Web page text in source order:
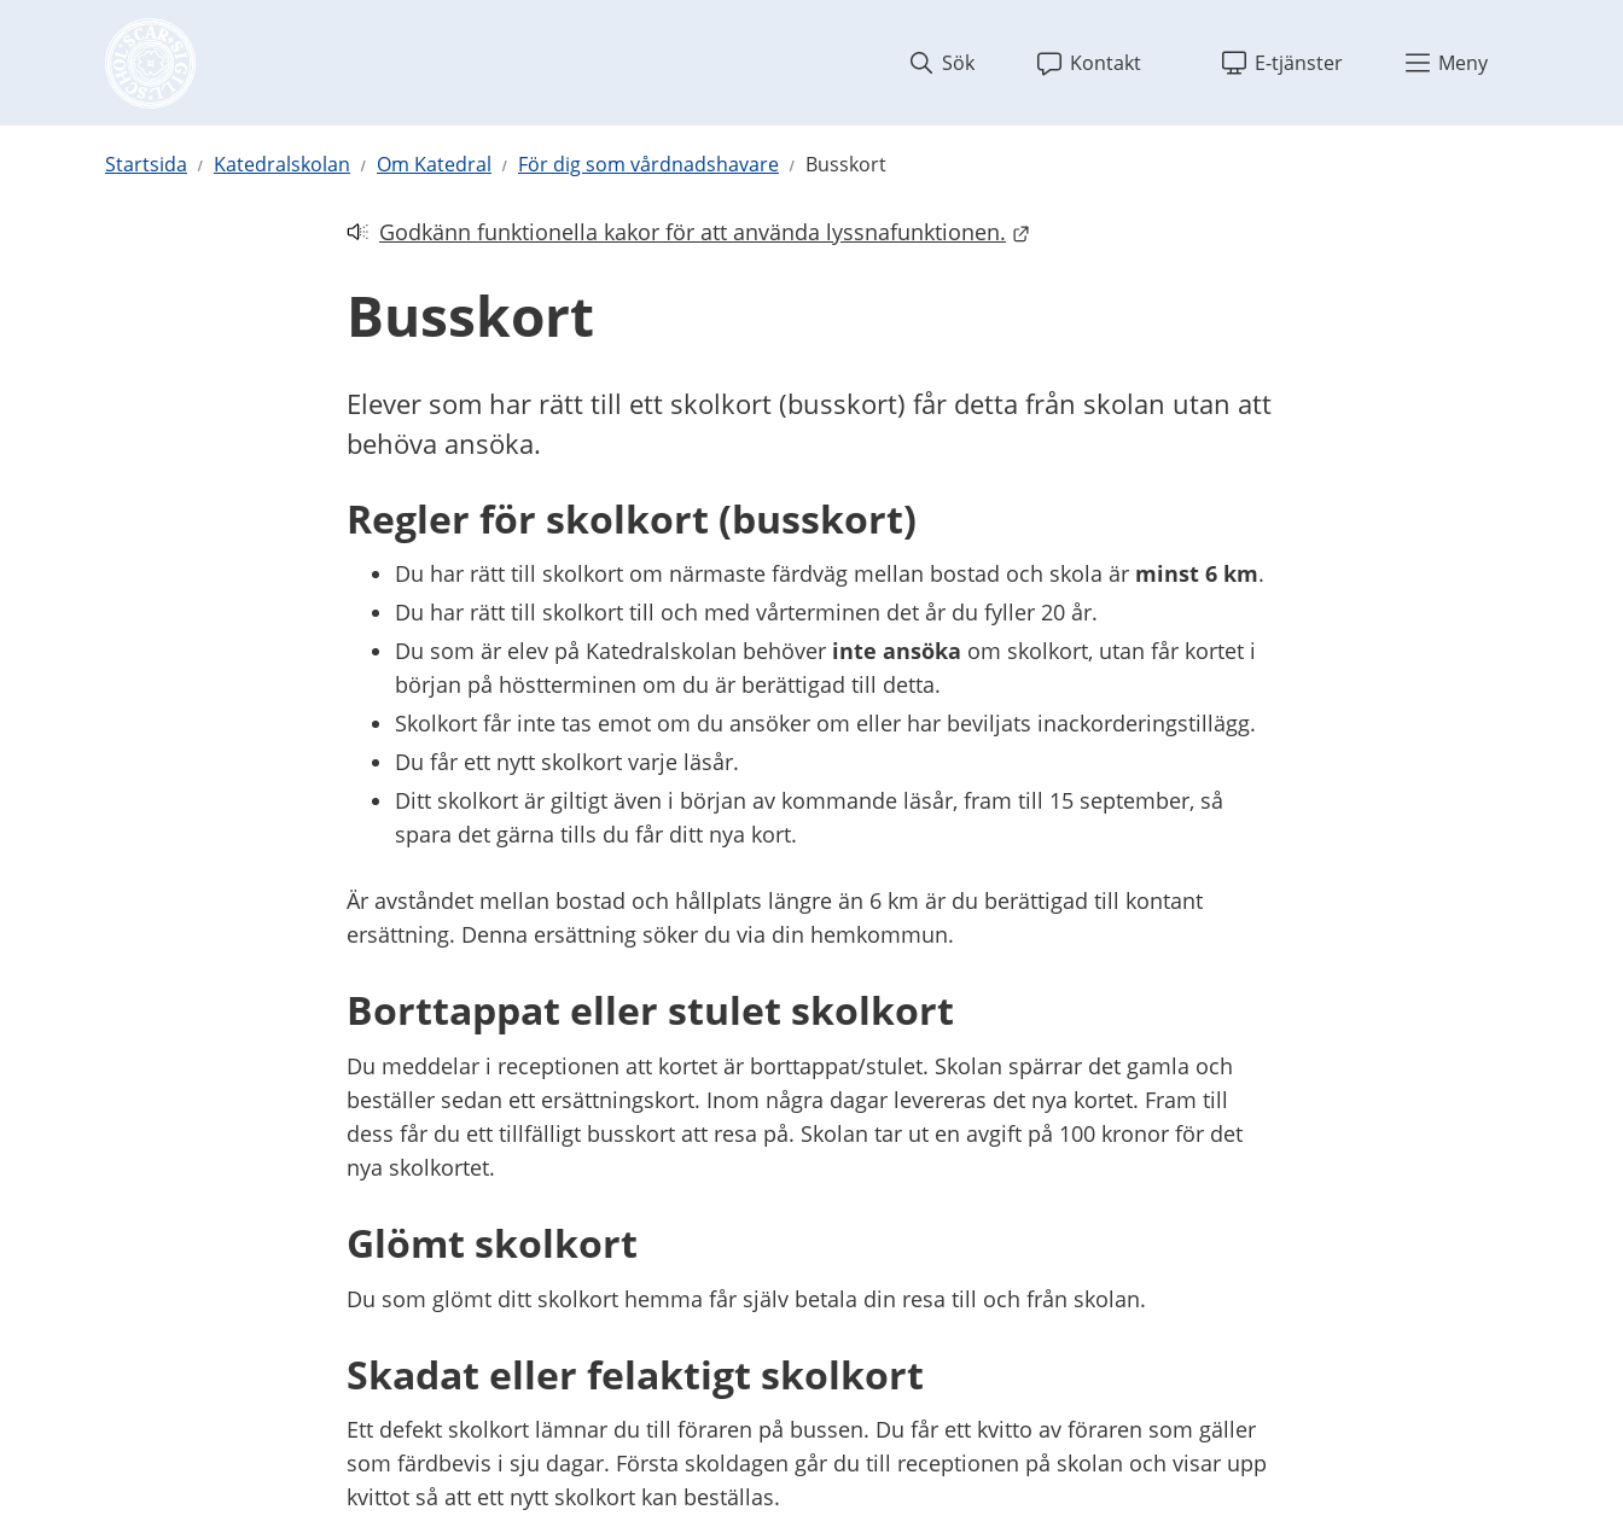
Hoppa till innehåll
Sök
Kontakt E-tjänster Meny
Startsida Katedralskolan Om Katedral För dig som vårdnadshavare Busskort
Godkänn funktionella kakor för att använda lyssnafunktionen.
Länk till annan webbplats.
Busskort
Elever som har rätt till ett skolkort (busskort) får detta från skolan utan att
behöva ansöka.
Regler för skolkort (busskort)
Du har rätt till skolkort om närmaste färdväg mellan bostad och skola är minst 6 km.
Du har rätt till skolkort till och med vårterminen det år du fyller 20 år.
Du som är elev på Katedralskolan behöver inte ansöka om skolkort, utan får kortet i
början på höstterminen om du är berättigad till detta.
Skolkort får inte tas emot om du ansöker om eller har beviljats inackorderingstillägg.
Du får ett nytt skolkort varje läsår.
Ditt skolkort är giltigt även i början av kommande läsår, fram till 15 september, så
spara det gärna tills du får ditt nya kort.
Är avståndet mellan bostad och hållplats längre än 6 km är du berättigad till kontant
ersättning. Denna ersättning söker du via din hemkommun.
Borttappat eller stulet skolkort
Du meddelar i receptionen att kortet är borttappat/stulet. Skolan spärrar det gamla och
beställer sedan ett ersättningskort. Inom några dagar levereras det nya kortet. Fram till
dess får du ett tillfälligt busskort att resa på. Skolan tar ut en avgift på 100 kronor för det
nya skolkortet.
Glömt skolkort
Du som glömt ditt skolkort hemma får själv betala din resa till och från skolan.
Skadat eller felaktigt skolkort
Ett defekt skolkort lämnar du till föraren på bussen. Du får ett kvitto av föraren som gäller
som färdbevis i sju dagar. Första skoldagen går du till receptionen på skolan och visar upp
kvittot så att ett nytt skolkort kan beställas.